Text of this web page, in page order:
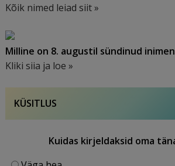
Kõik nimed leiad siit »
Milline on 8. augustil sündinud
Kliki siia ja loe »
KÜSITLUS
Kuidas kirjeldaksid oma